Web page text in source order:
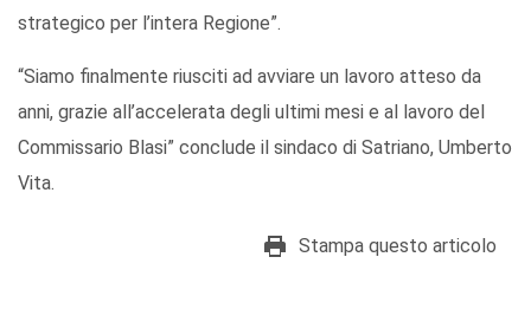
strategico per l’intera Regione”.
“Siamo finalmente riusciti ad avviare un lavoro atteso da
anni, grazie all’accelerata degli ultimi mesi e al lavoro del
Commissario Blasi” conclude il sindaco di Satriano, Umberto
Vita.
Stampa questo articolo